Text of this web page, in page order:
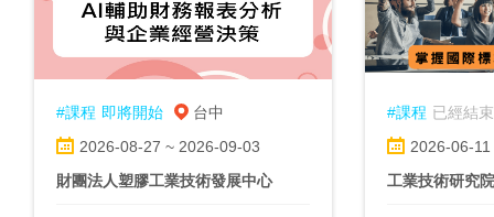
#課程 即將開始
台中
2026-08-27 ~ 2026-09-03
財團法人塑膠工業技術發展中心
#課程 已經結束
2026-06-
工業技術研究院